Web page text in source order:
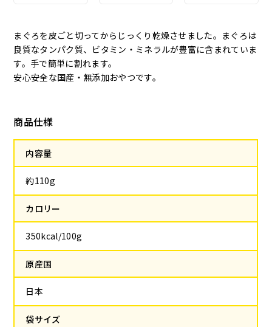
まぐろを皮ごと切ってからじっくり乾燥させました。まぐろは
良質なタンパク質、ビタミン・ミネラルが豊富に含まれていま
す。手で簡単に割れます。
安心安全な国産・無添加おやつです。
商品仕様
内容量
約110g
カロリー
350kcal/100g
原産国
日本
袋サイズ